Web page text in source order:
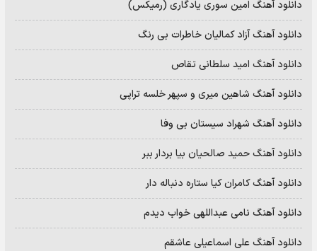
دانلود آهنگ امین سوری یادگاری (رمیکس)
دانلود آهنگ آزاد کمالیان خاطرات بی رنگ
دانلود آهنگ امید سلطانی تقاص
دانلود آهنگ شاهین میری و سپهر خلسه تراپی
دانلود آهنگ شهراد سیستان بی وفا
دانلود آهنگ حمید صالحیان بیا بردار ببر
دانلود آهنگ کامران کیا ستاره دنباله دار
دانلود آهنگ نامی عبداللهی خواب دیدم
دانلود آهنگ علی اسماعیلی عاشقم